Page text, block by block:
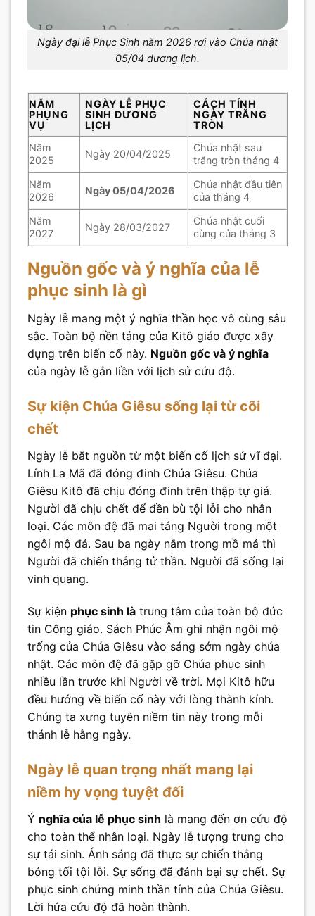
Ngày đại lễ Phục Sinh năm 2026 rơi vào Chúa nhật
05/04 dương lịch.
NĂM
PHỤNG
VỤ
NGÀY LỄ PHỤC
SINH DƯƠNG
LỊCH
CÁCH TÍNH
NGÀY TRĂNG
TRÒN
Năm
2025
Ngày 20/04/2025
Chúa nhật sau
trăng tròn tháng 4
Năm
2026
Ngày 05/04/2026
Chúa nhật đầu tiên
của tháng 4
Năm
2027
Ngày 28/03/2027
Chúa nhật cuối
cùng của tháng 3
Nguồn gốc và ý nghĩa của lễ
phục sinh là gì
Ngày lễ mang một ý nghĩa thần học vô cùng sâu
sắc. Toàn bộ nền tảng của Kitô giáo được xây
dựng trên biến cố này. Nguồn gốc và ý nghĩa
của ngày lễ gắn liền với lịch sử cứu độ.
Sự kiện Chúa Giêsu sống lại từ cõi
chết
Ngày lễ bắt nguồn từ một biến cố lịch sử vĩ đại.
Lính La Mã đã đóng đinh Chúa Giêsu. Chúa
Giêsu Kitô đã chịu đóng đinh trên thập tự giá.
Người đã chịu chết để đền bù tội lỗi cho nhân
loại. Các môn đệ đã mai táng Người trong một
ngôi mộ đá. Sau ba ngày nằm trong mồ mả thì
Người đã chiến thắng tử thần. Người đã sống lại
vinh quang.
Sự kiện phục sinh là trung tâm của toàn bộ đức
tin Công giáo. Sách Phúc Âm ghi nhận ngôi mộ
trống của Chúa Giêsu vào sáng sớm ngày chúa
nhật. Các môn đệ đã gặp gỡ Chúa phục sinh
nhiều lần trước khi Người về trời. Mọi Kitô hữu
đều hướng về biến cố này với lòng thành kính.
Chúng ta xưng tuyên niềm tin này trong mỗi
thánh lễ hằng ngày.
Ngày lễ quan trọng nhất mang lại
niềm hy vọng tuyệt đối
Ý nghĩa của lễ phục sinh là mang đến ơn cứu độ
cho toàn thể nhân loại. Ngày lễ tượng trưng cho
sự tái sinh. Ánh sáng đã thực sự chiến thắng
bóng tối tội lỗi. Sự sống đã đánh bại sự chết. Sự
phục sinh chứng minh thần tính của Chúa Giêsu.
Lời hứa cứu độ đã hoàn thành.